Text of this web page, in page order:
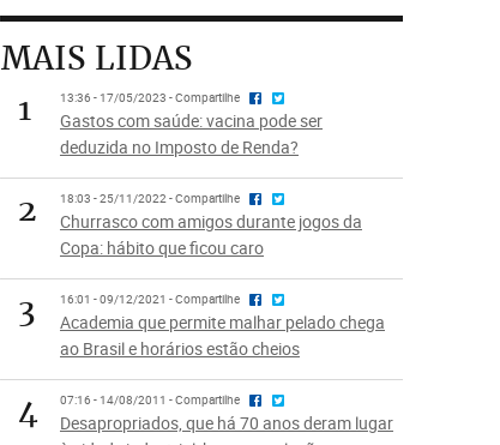
MAIS LIDAS
1
13:36 - 17/05/2023 - Compartilhe
Gastos com saúde: vacina pode ser
deduzida no Imposto de Renda?
2 18:03 - 25/11/2022 - Compartilhe
Churrasco com amigos durante jogos da
Copa: hábito que ficou caro
3 16:01 - 09/12/2021 - Compartilhe
Academia que permite malhar pelado chega
ao Brasil e horários estão cheios
4 07:16 - 14/08/2011 - Compartilhe
Desapropriados, que há 70 anos deram lugar